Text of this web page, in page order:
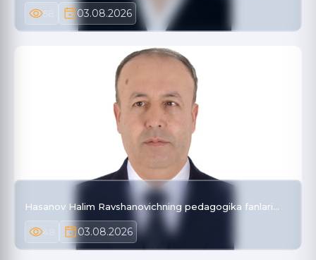
03.08.2026
Hasanov Halim Ravshanovichning pedagogika fanlari…
03.08.2026